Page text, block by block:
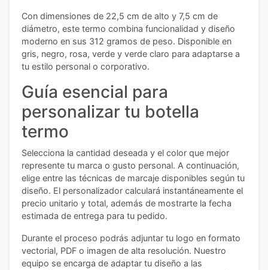
Con dimensiones de 22,5 cm de alto y 7,5 cm de
diámetro, este termo combina funcionalidad y diseño
moderno en sus 312 gramos de peso. Disponible en
gris, negro, rosa, verde y verde claro para adaptarse a
tu estilo personal o corporativo.
Guía esencial para
personalizar tu botella
termo
Selecciona la cantidad deseada y el color que mejor
represente tu marca o gusto personal. A continuación,
elige entre las técnicas de marcaje disponibles según tu
diseño. El personalizador calculará instantáneamente el
precio unitario y total, además de mostrarte la fecha
estimada de entrega para tu pedido.
Durante el proceso podrás adjuntar tu logo en formato
vectorial, PDF o imagen de alta resolución. Nuestro
equipo se encarga de adaptar tu diseño a las